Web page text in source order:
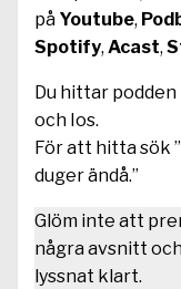
på Youtube,
Spotify, Acast,
Du hittar
och Ios.
För att hitta sök
duger ändå.”
Glöm inte att
några avsnitt
lyssnat klart.